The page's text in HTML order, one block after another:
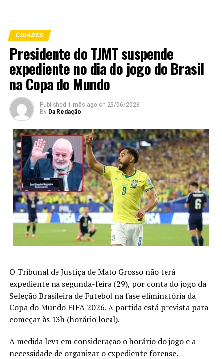
CIDADES
Presidente do TJMT suspende
expediente no dia do jogo do Brasil
na Copa do Mundo
Published 1 mês ago on 25/06/2026
By Da Redação
O Tribunal de Justiça de Mato Grosso não terá
expediente na segunda-feira (29), por conta do jogo da
Seleção Brasileira de Futebol na fase eliminatória da
Copa do Mundo FIFA 2026. A partida está prevista para
começar às 13h (horário local).
A medida leva em consideração o horário do jogo e a
necessidade de organizar o expediente forense.